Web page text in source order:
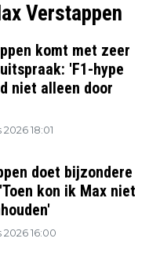
Verstappen
komt met zeer
'F1-hype
niet alleen door
18:01
doet bijzondere
kon ik Max niet
16:00